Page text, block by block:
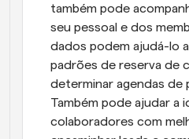
também pode
seu pessoal e dos
dados podem ajudá-lo
padrões de reserva de
determinar agendas de
Também pode ajudar a
colaboradores com